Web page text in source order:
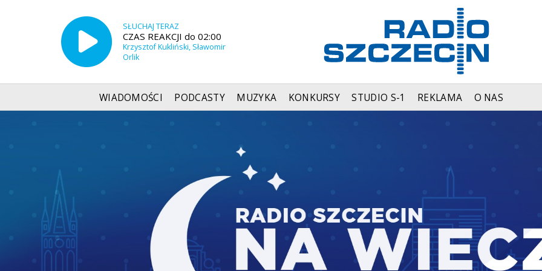
SŁUCHAJ TERAZ
CZAS REAKCJI do 02:00
Krzysztof Kukliński, Sławomir
Orlik
WIADOMOŚCI PODCASTY MUZYKA KONKURSY STUDIO S-1 REKLAMA O NAS